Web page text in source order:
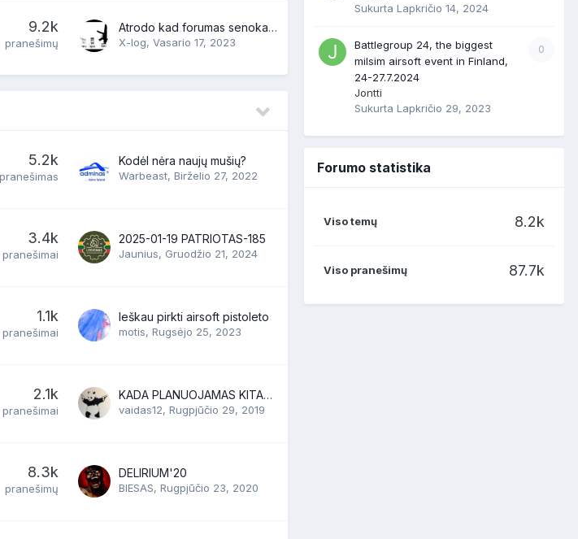
9.2k
pranešimų
Atrodo kad forumas senokai mires
X-log, Vasario 17, 2023
5.2k
pranešimas
Kodėl nėra naujų mušių?
Warbeast, Birželio 27, 2022
3.4k
pranešimai
2025-01-19 PATRIOTAS-185
Jaunius, Gruodžio 21, 2024
1.1k
pranešimai
Ieškau pirkti airsoft pistoleto
motis, Rugsėjo 25, 2023
2.1k
pranešimai
KADA PLANUOJAMAS KITAS SUSISAUDYMAS SIAULIUOSE?
vaidas12, Rugpjūčio 29, 2019
8.3k
pranešimų
DELIRIUM'20
BIESAS, Rugpjūčio 23, 2020
Sukurta Lapkričio 14, 2024
0
Battlegroup 24, the biggest
milsim airsoft event in Finland,
24-27.7.2024
Jontti
Sukurta Lapkričio 29, 2023
Forumo statistika
Viso temų 8.2k
Viso pranešimų 87.7k